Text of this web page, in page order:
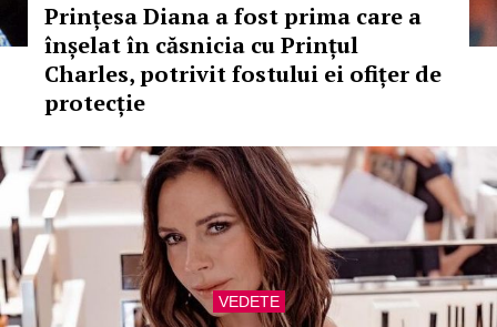
Prințesa Diana a fost prima care a
înșelat în căsnicia cu Prințul
Charles, potrivit fostului ei ofițer de
protecție
VEDETE